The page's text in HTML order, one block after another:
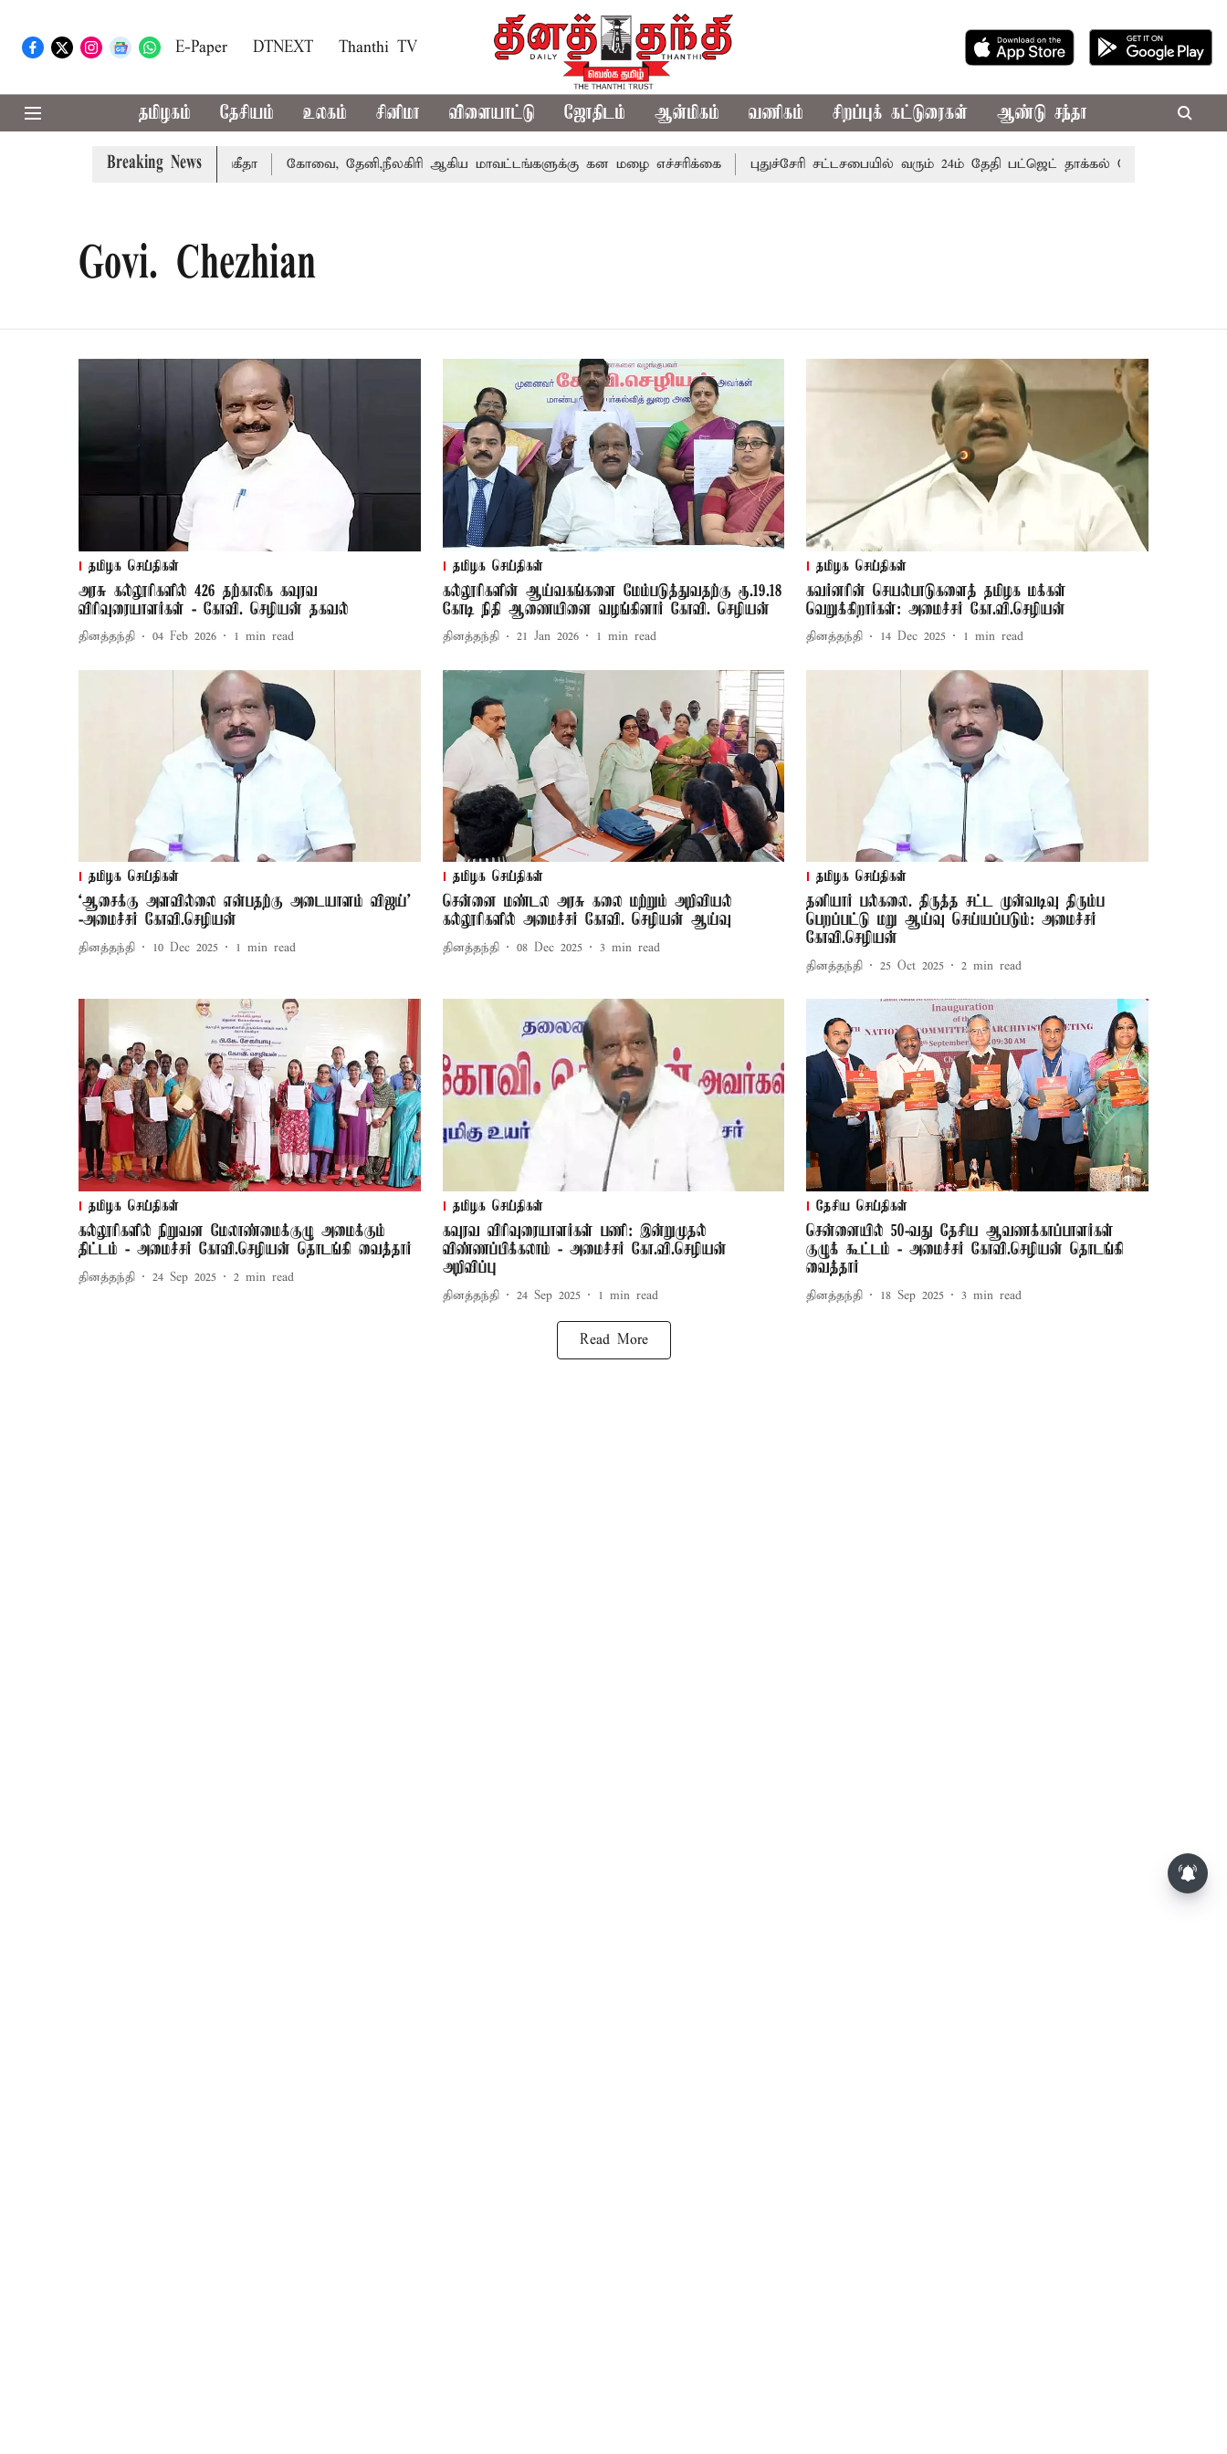
E-Paper DTNEXT Thanthi TV
தமிழகம் தேசியம் உலகம் சினிமா விளையாட்டு ஜோதிடம் ஆன்மிகம் வணிகம் சிறப்புக் கட்டுரைகள் ஆண்டு சந்தா
Breaking News
வழக்கை வாபஸ் பெற்றார் சங்கீதா கோவை, தேனி,நீலகிரி ஆகிய மாவட்டங்களுக்கு கன மழை எச்சரிக்கை புதுச்சேரி சட்டசபையில் வரும் 24ம் தேதி பட்ஜெட் தாக்கல் செய்கிறார்
Govi. Chezhian
தமிழக செய்திகள்
அரசு கல்லூரிகளில் 426 தற்காலிக கவுரவ
விரிவுரையாளர்கள் - கோவி. செழியன் தகவல்
தினத்தந்தி 04 Feb 2026 1 min read
தமிழக செய்திகள்
கல்லூரிகளின் ஆய்வகங்களை மேம்படுத்துவதற்கு ரூ.19.18
கோடி நிதி ஆணையினை வழங்கினார் கோவி. செழியன்
தினத்தந்தி 21 Jan 2026 1 min read
தமிழக செய்திகள்
கவர்னரின் செயல்பாடுகளைத் தமிழக மக்கள்
வெறுக்கிறார்கள்: அமைச்சர் கோ.வி.செழியன்
தினத்தந்தி 14 Dec 2025 1 min read
தமிழக செய்திகள்
‘ஆசைக்கு அளவில்லை என்பதற்கு அடையாளம் விஜய்’
-அமைச்சர் கோவி.செழியன்
தினத்தந்தி 10 Dec 2025 1 min read
தமிழக செய்திகள்
சென்னை மண்டல அரசு கலை மற்றும் அறிவியல்
கல்லூரிகளில் அமைச்சர் கோவி. செழியன் ஆய்வு
தினத்தந்தி 08 Dec 2025 3 min read
தமிழக செய்திகள்
தனியார் பல்கலை. திருத்த சட்ட முன்வடிவு திரும்ப
பெறப்பட்டு மறு ஆய்வு செய்யப்படும்: அமைச்சர்
கோவி.செழியன்
தினத்தந்தி 25 Oct 2025 2 min read
தமிழக செய்திகள்
கல்லூரிகளில் நிறுவன மேலாண்மைக்குழு அமைக்கும்
திட்டம் - அமைச்சர் கோவி.செழியன் தொடங்கி வைத்தார்
தினத்தந்தி 24 Sep 2025 2 min read
தமிழக செய்திகள்
கவுரவ விரிவுரையாளர்கள் பணி: இன்றுமுதல்
விண்ணப்பிக்கலாம் - அமைச்சர் கோ.வி.செழியன்
அறிவிப்பு
தினத்தந்தி 24 Sep 2025 1 min read
தேசிய செய்திகள்
சென்னையில் 50-வது தேசிய ஆவணக்காப்பாளர்கள்
குழுக் கூட்டம் - அமைச்சர் கோவி.செழியன் தொடங்கி
வைத்தார்
தினத்தந்தி 18 Sep 2025 3 min read
Read More